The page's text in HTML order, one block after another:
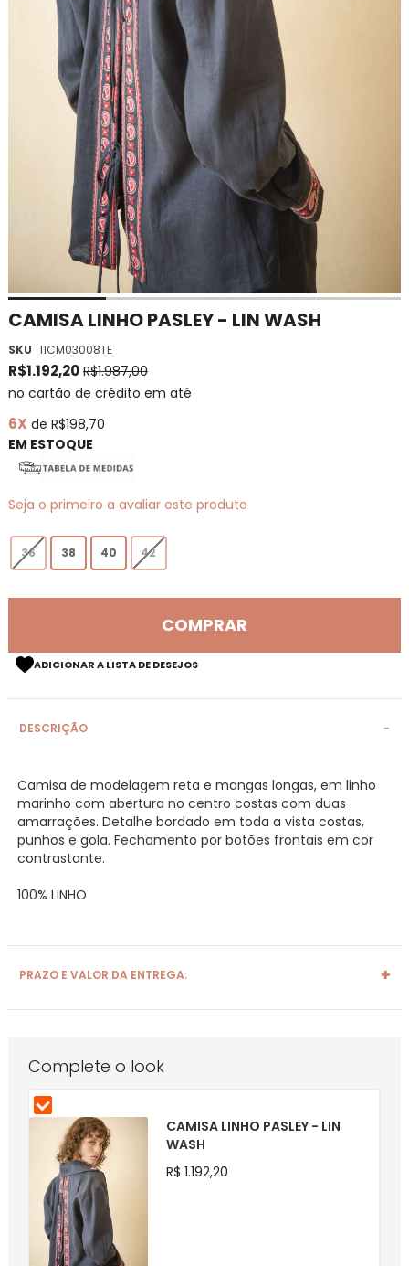
CAMISA LINHO PASLEY - LIN WASH
SKU 11CM03008TE
R$1.192,20 R$1.987,00
no cartão de crédito em até
6X de R$198,70
EM ESTOQUE
Seja o primeiro a avaliar este produto
36 38 40 42
COMPRAR
ADICIONAR A LISTA DE DESEJOS
DESCRIÇÃO
Camisa de modelagem reta e mangas longas, em linho
marinho com abertura no centro costas com duas
amarrações. Detalhe bordado em toda a vista costas,
punhos e gola. Fechamento por botões frontais em cor
contrastante.
100% LINHO
PRAZO E VALOR DA ENTREGA:
Saltar
o
início
da
de
imagens
Complete o look
CAMISA LINHO PASLEY - LIN
WASH
R$ 1.192,20